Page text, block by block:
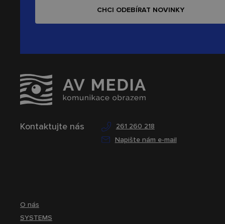
Kontaktujte nás
261 260 218
Napište nám e-mail
CHCI ODEBÍRAT NOVINKY
O nás
SYSTEMS